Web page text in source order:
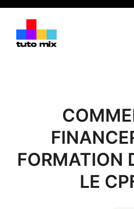
Aller
FORMATION
LE